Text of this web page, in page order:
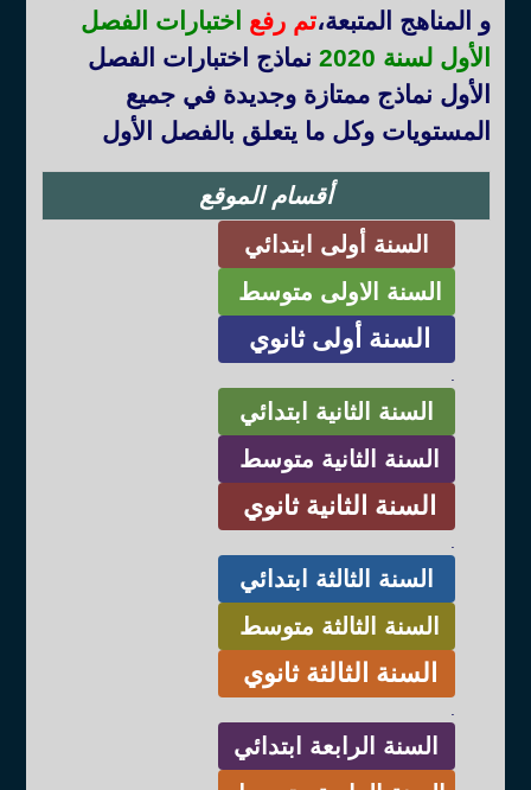
و المناهج المتبعة،تم رفع اختبارات الفصل
الأول لسنة 2020
نماذج اختبارات الفصل
الأول نماذج ممتازة وجديدة في جميع
المستويات وكل ما يتعلق بالفصل الأول
أقسام الموقع
السنة أولى ابتدائي
السنة الاولى متوسط
السنة أولى ثانوي
السنة الثانية ابتدائي
السنة الثانية متوسط
السنة الثانية ثانوي
السنة الثالثة ابتدائي
السنة الثالثة متوسط
السنة الثالثة ثانوي
السنة الرابعة ابتدائي